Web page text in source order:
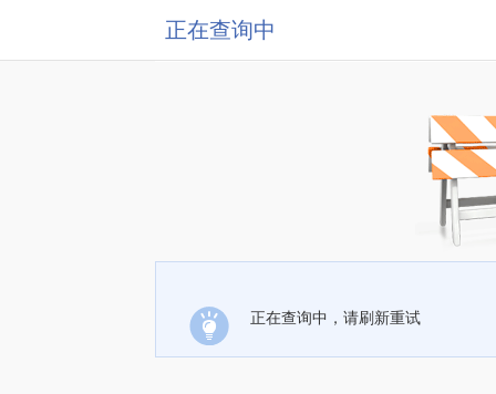
正在查询中
正在查询中，请刷新重试